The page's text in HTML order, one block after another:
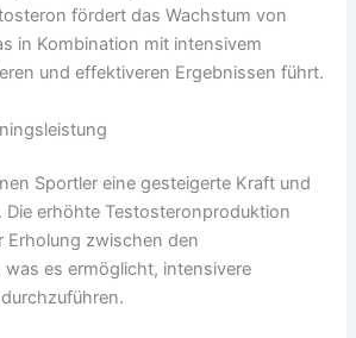
fördert das Wachstum von
in Kombination mit intensivem
und effektiveren Ergebnissen führt.
Sportler eine gesteigerte Kraft und
Die erhöhte Testosteronproduktion
Erholung zwischen den
was es ermöglicht, intensivere